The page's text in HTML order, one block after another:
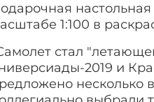
1:100 в
стал
2019 и
несколько